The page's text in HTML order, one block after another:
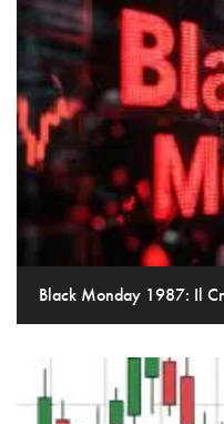
Black Monday 1987: Il